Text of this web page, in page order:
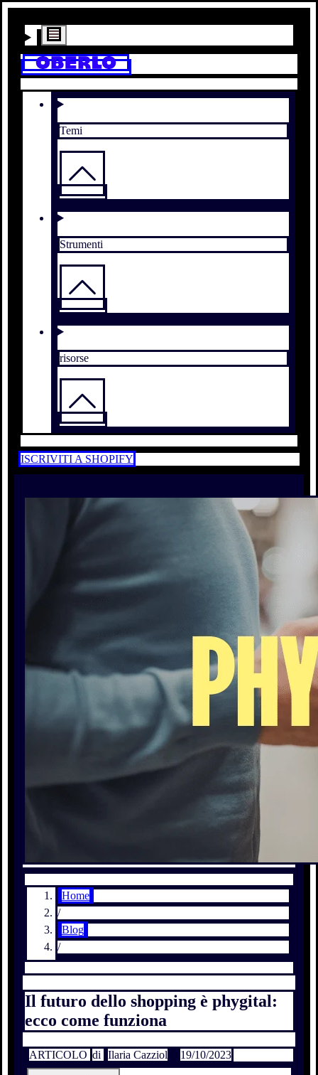
Temi
Strumenti
risorse
ISCRIVITI A SHOPIFY
Home
/
Blog
/
Il futuro dello shopping è phygital:
ecco come funziona
ARTICOLO di Ilaria Cazziol 19/10/2023